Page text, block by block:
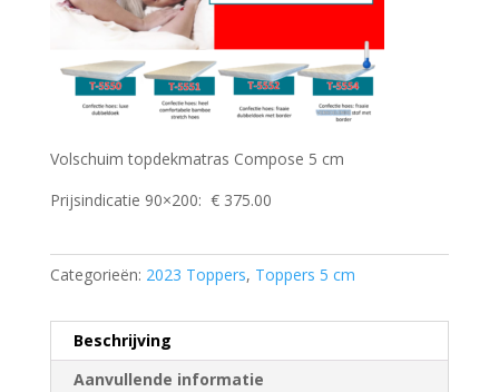
Volschuim topdekmatras Compose 5 cm
Prijsindicatie 90×200: € 375.00
Categorieën: 2023 Toppers, Toppers 5 cm
Beschrijving
Aanvullende informatie